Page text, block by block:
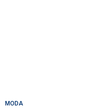
MODA